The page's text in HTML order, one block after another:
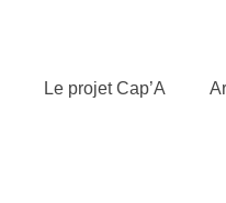
Le projet Cap’A